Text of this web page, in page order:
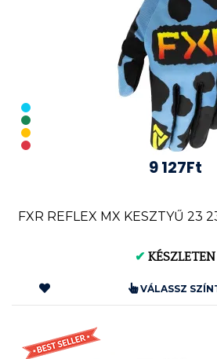
9 127Ft
FXR REFLEX MX KESZTYŰ 23
✔ KÉSZLETEN
VÁLASSZ